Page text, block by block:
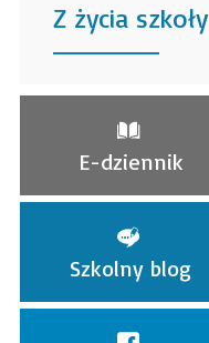
Z życia szkoły
______
E-dziennik
Szkolny blog